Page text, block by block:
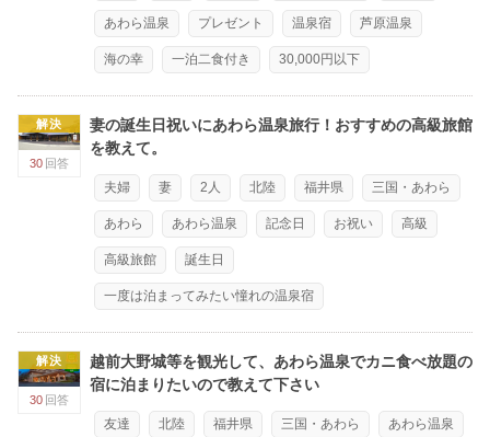
あわら温泉 プレゼント 温泉宿 芦原温泉
海の幸 一泊二食付き 30,000円以下
解決
30 回答
妻の誕生日祝いにあわら温泉旅行！おすすめの高級旅館
を教えて。
夫婦 妻 2人 北陸 福井県 三国・あわら
あわら あわら温泉 記念日 お祝い 高級
高級旅館 誕生日
一度は泊まってみたい憧れの温泉宿
解決
30 回答
越前大野城等を観光して、あわら温泉でカニ食べ放題の
宿に泊まりたいので教えて下さい
友達 北陸 福井県 三国・あわら あわら温泉